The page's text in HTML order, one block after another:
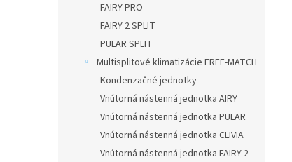
FAIRY PRO
FAIRY 2 SPLIT
PULAR SPLIT
Multisplitové klimatizácie FREE-MATCH
Kondenzačné jednotky
Vnútorná nástenná jednotka AIRY
Vnútorná nástenná jednotka PULAR
Vnútorná nástenná jednotka CLIVIA
Vnútorná nástenná jednotka FAIRY 2